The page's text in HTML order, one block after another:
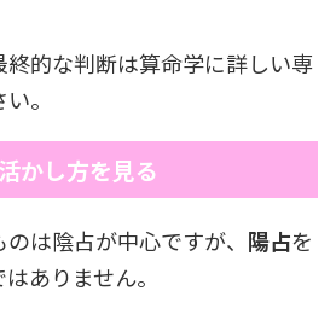
的な判断は算命学に詳しい専
。
かし方を見る
は陰占が中心ですが、 陽占を
ありません。